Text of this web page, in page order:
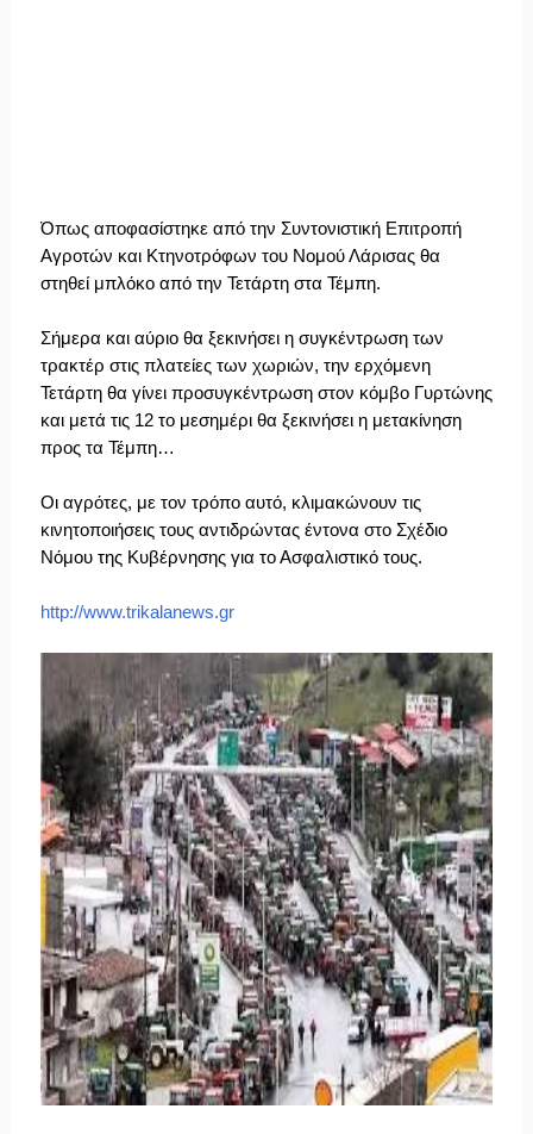
Όπως αποφασίστηκε από την Συντονιστική Επιτροπή
Αγροτών και Κτηνοτρόφων του Νομού Λάρισας θα
στηθεί μπλόκο από την Τετάρτη στα Τέμπη.
Σήμερα και αύριο θα ξεκινήσει η συγκέντρωση των
τρακτέρ στις πλατείες των χωριών, την ερχόμενη
Τετάρτη θα γίνει προσυγκέντρωση στον κόμβο Γυρτώνης
και μετά τις 12 το μεσημέρι θα ξεκινήσει η μετακίνηση
προς τα Τέμπη…
Οι αγρότες, με τον τρόπο αυτό, κλιμακώνουν τις
κινητοποιήσεις τους αντιδρώντας έντονα στο Σχέδιο
Νόμου της Κυβέρνησης για το Ασφαλιστικό τους.
http://www.trikalanews.gr